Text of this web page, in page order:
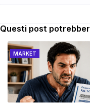
Questi post
MARKET